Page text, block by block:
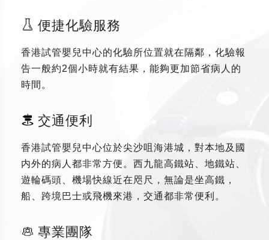
便捷化驗服務
香港試管嬰兒中心的化驗所位置就在隔鄰，化驗報
告一般約2個小時就有結果，能夠更加節省病人的
時間。
交通便利
香港試管嬰兒中心位於尖沙咀海港城，對本地及國
内外的病人都非常方便。西九龍高鐵站、地鐵站、
遊輪碼頭、機場快線近在咫尺，無論是坐高鐵，
船、跨境巴士或飛機來港，交通都非常便利。
專業團隊